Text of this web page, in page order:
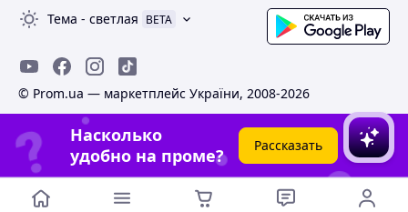
Тема - светлая BETA
© Prom.ua — маркетплейс України, 2008-2026
Насколько
удобно на проме?
Рассказать